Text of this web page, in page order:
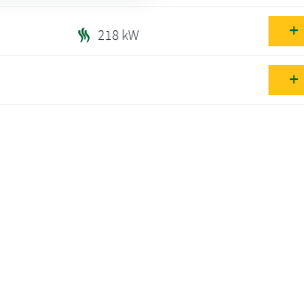
218 kW